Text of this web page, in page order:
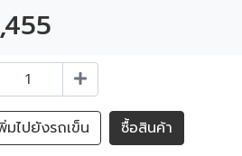
มไปยังรถเข็น ซื้อสินค้า